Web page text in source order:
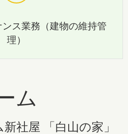
ス業務（建物の維持管
理）
ム
社屋 ⁡「白山の家」